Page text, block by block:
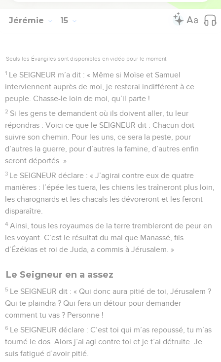
Jérémie 15
Seuls les Évangiles sont disponibles en vidéo pour le moment.
1 Le SEIGNEUR m’a dit : « Même si Moïse et Samuel
interviennent auprès de moi, je resterai indifférent à ce
peuple. Chasse-le loin de moi, qu’il parte !
2 Si les gens te demandent où ils doivent aller, tu leur
répondras : Voici ce que le SEIGNEUR dit : Chacun doit
suivre son chemin. Pour les uns, ce sera la peste, pour
d’autres la guerre, pour d’autres la famine, d’autres enfin
seront déportés. »
3 Le SEIGNEUR déclare : « J’agirai contre eux de quatre
manières : l’épée les tuera, les chiens les traîneront plus loin,
les charognards et les chacals les dévoreront et les feront
disparaître.
4 Ainsi, tous les royaumes de la terre trembleront de peur en
les voyant. C’est le résultat du mal que Manassé, fils
d’Ézékias et roi de Juda, a commis à Jérusalem. »
Le Seigneur en a assez
5 Le SEIGNEUR dit : « Qui donc aura pitié de toi, Jérusalem ?
Qui te plaindra ? Qui fera un détour pour demander
comment tu vas ? Personne !
6 Le SEIGNEUR déclare : C’est toi qui m’as repoussé, tu m’as
tourné le dos. Alors j’ai agi contre toi et je t’ai détruite. Je
suis fatigué d’avoir pitié.